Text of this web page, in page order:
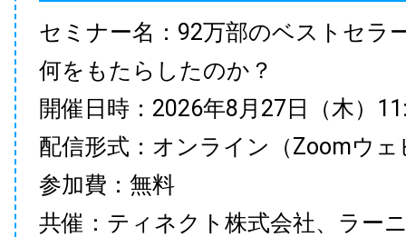
セミナー名：92万部のベストセラ
何をもたらしたのか？
開催日時：2026年8月27日（木）
配信形式：オンライン（Zoomウェ
参加費：無料
共催：ティネクト株式会社、ラー